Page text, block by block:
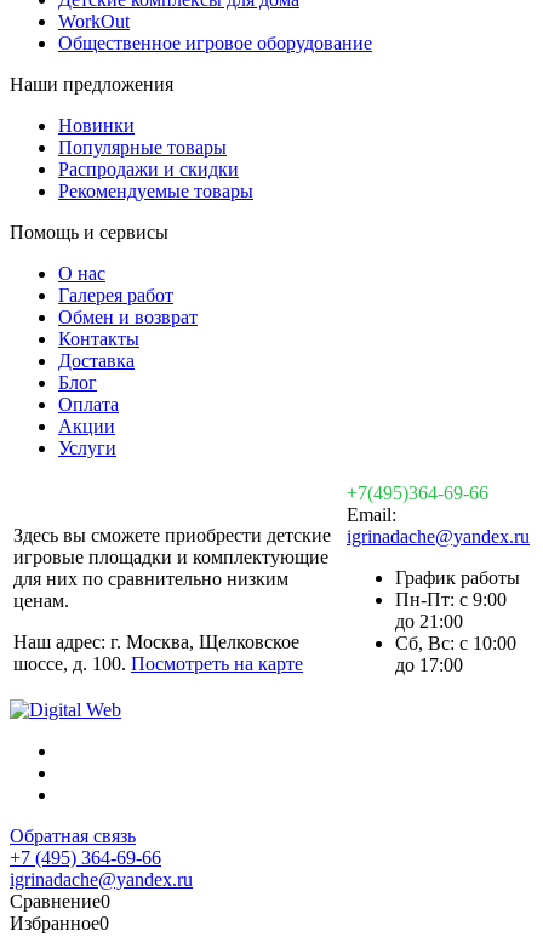
WorkOut
Общественное игровое оборудование
Наши предложения
Новинки
Популярные товары
Распродажи и скидки
Рекомендуемые товары
Помощь и сервисы
О нас
Галерея работ
Обмен и возврат
Контакты
Доставка
Блог
Оплата
Акции
Услуги
Здесь вы сможете приобрести детские
игровые площадки и комплектующие
для них по сравнительно низким
ценам.
Наш адрес: г. Москва, Щелковское
шоссе, д. 100. Посмотреть на карте
+7(495)364-69-66
Email:
igrinadache@yandex.ru
График работы
Пн-Пт: с 9:00
до 21:00
Сб, Вс: с 10:00
до 17:00
Обратная связь
+7 (495) 364-69-66
igrinadache@yandex.ru
Сравнение0
Избранное0